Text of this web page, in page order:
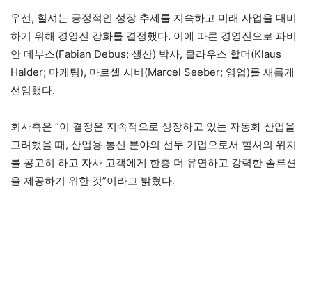
우선, 힐셔는 긍정적인 성장 추세를 지속하고 미래 사업을 대비
하기 위해 경영진 강화를 결정했다. 이에 따른 경영진으로 파비
안 데부스(Fabian Debus; 생산) 박사, 클라우스 할더(Klaus
Halder; 마케팅), 마르셀 시버(Marcel Seeber; 영업)를 새롭게
선임했다.
회사측은 “이 결정은 지속적으로 성장하고 있는 자동화 산업을
고려했을 때, 산업용 통신 분야의 선두 기업으로서 힐셔의 위치
를 공고히 하고 자사 고객에게 한층 더 유연하고 강력한 솔루션
을 제공하기 위한 것”이라고 밝혔다.